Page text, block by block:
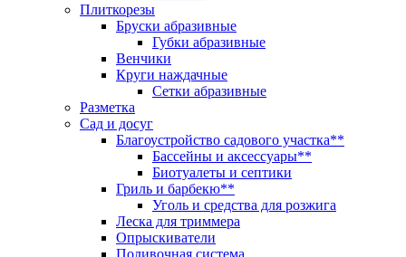
Плиткорезы
Бруски абразивные
Губки абразивные
Венчики
Круги наждачные
Сетки абразивные
Разметка
Сад и досуг
Благоустройство садового участка**
Бассейны и аксессуары**
Биотуалеты и септики
Гриль и барбекю**
Уголь и средства для розжига
Леска для триммера
Опрыскиватели
Поливочная система